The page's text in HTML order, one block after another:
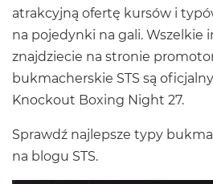
atrakcyjną ofertę kursów i
na pojedynki na gali. Wszelkie
znajdziecie na stronie
bukmacherskie STS są
Knockout Boxing Night 27.
Sprawdź najlepsze typy
na blogu STS.